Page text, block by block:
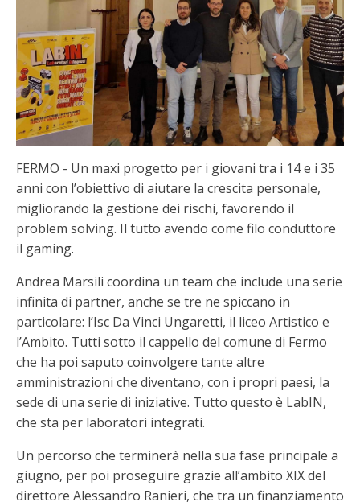
FERMO - Un maxi progetto per i giovani tra i 14 e i 35
anni con l’obiettivo di aiutare la crescita personale,
migliorando la gestione dei rischi, favorendo il
problem solving. Il tutto avendo come filo conduttore
il gaming.
Andrea Marsili coordina un team che include una serie
infinita di partner, anche se tre ne spiccano in
particolare: l’Isc Da Vinci Ungaretti, il liceo Artistico e
l’Ambito. Tutti sotto il cappello del comune di Fermo
che ha poi saputo coinvolgere tante altre
amministrazioni che diventano, con i propri paesi, la
sede di una serie di iniziative. Tutto questo è LabIN,
che sta per laboratori integrati.
Un percorso che terminerà nella sua fase principale a
giugno, per poi proseguire grazie all’ambito XIX del
direttore Alessandro Ranieri, che tra un finanziamento